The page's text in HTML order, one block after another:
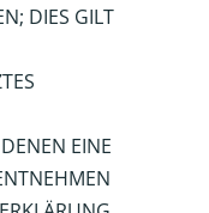
DIES GILT
EINE